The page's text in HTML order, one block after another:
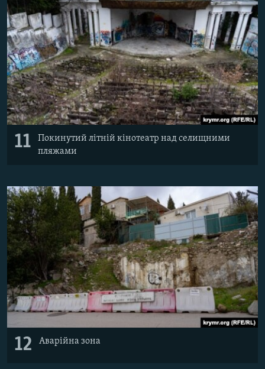
11
Покинутий літній кінотеатр над селищними
пляжами
12 Аварійна зона